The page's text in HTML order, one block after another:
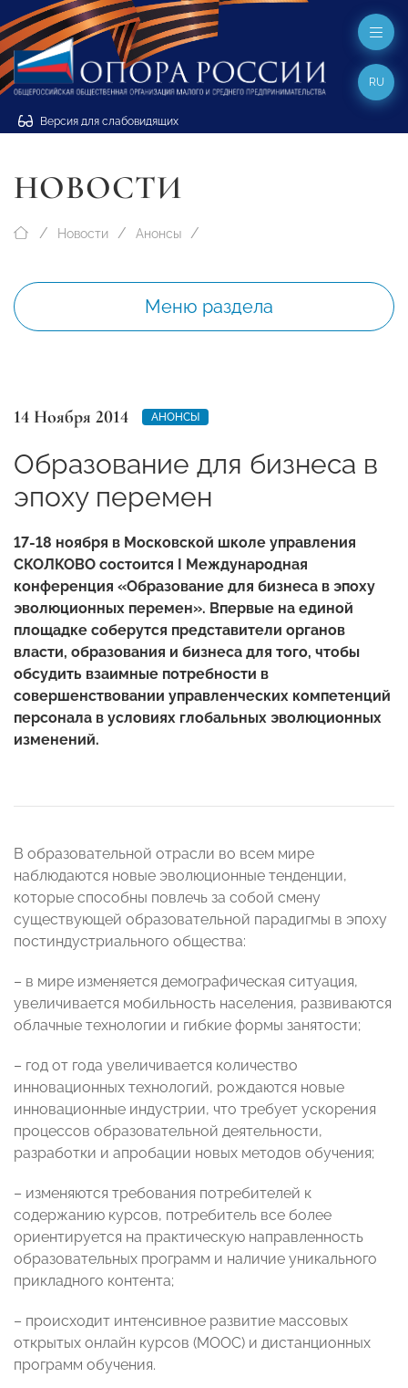
Версия для слабовидящих
RU
НОВОСТИ
Новости Анонсы
Меню раздела
14 Ноября 2014 АНОНСЫ
Образование для бизнеса в
эпоху перемен
17-18 ноября в Московской школе управления
СКОЛКОВО состоится I Международная
конференция «Образование для бизнеса в эпоху
эволюционных перемен». Впервые на единой
площадке соберутся представители органов
власти, образования и бизнеса для того, чтобы
обсудить взаимные потребности в
совершенствовании управленческих компетенций
персонала в условиях глобальных эволюционных
изменений.
В образовательной отрасли во всем мире
наблюдаются новые эволюционные тенденции,
которые способны повлечь за собой смену
существующей образовательной парадигмы в эпоху
постиндустриального общества:
– в мире изменяется демографическая ситуация,
увеличивается мобильность населения, развиваются
облачные технологии и гибкие формы занятости;
– год от года увеличивается количество
инновационных технологий, рождаются новые
инновационные индустрии, что требует ускорения
процессов образовательной деятельности,
разработки и апробации новых методов обучения;
– изменяются требования потребителей к
содержанию курсов, потребитель все более
ориентируется на практическую направленность
образовательных программ и наличие уникального
прикладного контента;
– происходит интенсивное развитие массовых
открытых онлайн курсов (MOOC) и дистанционных
программ обучения.